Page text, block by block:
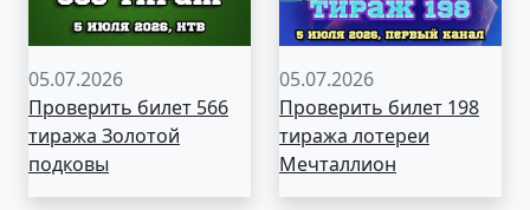
05.07.2026
Проверить билет 566
тиража Золотой
подковы
05.07.2026
Проверить билет 198
тиража лотереи
Мечталлион